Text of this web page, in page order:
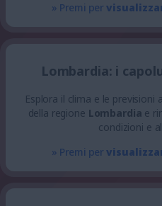
» Premi per
Lombardia: i
Esplora il clima e le
della regione Lombardia e
condizioni e
» Premi per